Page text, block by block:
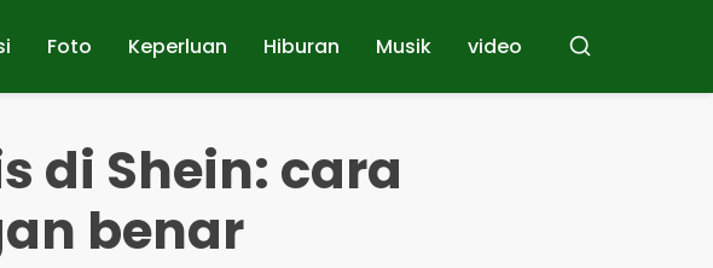
Foto Keperluan Hiburan Musik video Mencari
di Shein: cara
benar